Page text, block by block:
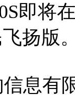
即将
飞扬版
息有